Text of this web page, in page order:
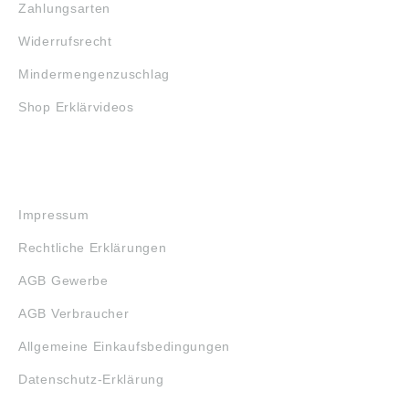
Zahlungsarten
Widerrufsrecht
Mindermengenzuschlag
Shop Erklärvideos
Impressum
Rechtliche Erklärungen
AGB Gewerbe
AGB Verbraucher
Allgemeine Einkaufsbedingungen
Datenschutz-Erklärung